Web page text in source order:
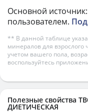
Основной
пользователем.
** В данной таблице
минералов для взрослого
учетом вашего пола,
воспользуйтесь
Полезные свойства
ДИЕТИЧЕСКАЯ